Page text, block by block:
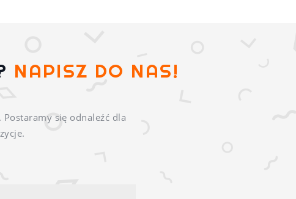
NAPISZ DO NAS!
się odnaleźć dla